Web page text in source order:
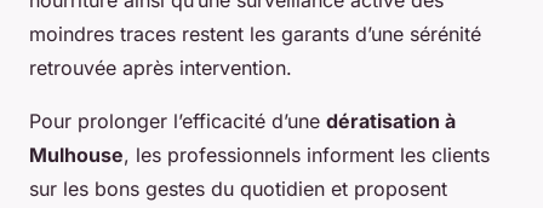
moindres traces restent les garants d’une sérénité
retrouvée après intervention.
Pour prolonger l’efficacité d’une dératisation à
Mulhouse, les professionnels informent les clients
sur les bons gestes du quotidien et proposent